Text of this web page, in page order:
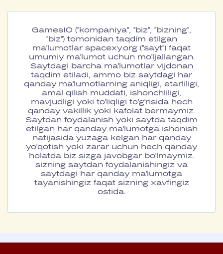
GamesIO ("kompaniya", "biz", "bizning",
"biz") tomonidan taqdim etilgan
ma'lumotlar spacexy.org ("sayt") faqat
umumiy ma'lumot uchun mo'ljallangan.
Saytdagi barcha ma'lumotlar vijdonan
taqdim etiladi, ammo biz saytdagi har
qanday ma'lumotlarning aniqligi, etarliligi,
amal qilish muddati, ishonchliligi,
mavjudligi yoki to'liqligi to'g'risida hech
qanday vakillik yoki kafolat bermaymiz.
Saytdan foydalanish yoki saytda taqdim
etilgan har qanday ma'lumotga ishonish
natijasida yuzaga kelgan har qanday
yo'qotish yoki zarar uchun hech qanday
holatda biz sizga javobgar bo'lmaymiz.
sizning saytdan foydalanishingiz va
saytdagi har qanday ma'lumotga
tayanishingiz faqat sizning xavfingiz
ostida.